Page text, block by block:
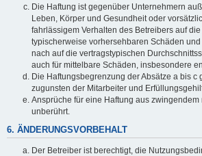
Die Haftung ist gegenüber Unternehmern
Leben, Körper und Gesundheit oder
fahrlässigem Verhalten des Betreibers auf
typischerweise vorhersehbaren Schäden
nach auf die vertragstypischen
auch für mittelbare Schäden, insbesondere
Die Haftungsbegrenzung der Absätze a bis c
zugunsten der Mitarbeiter und
Ansprüche für eine Haftung aus
unberührt.
6. ÄNDERUNGSVORBEHALT
Der Betreiber ist berechtigt, die